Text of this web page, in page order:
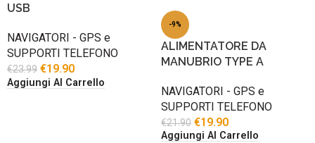
USB
NAVIGATORI - GPS e
SUPPORTI TELEFONO
€23.99 €19.90
Aggiungi Al Carrello
-9%
ALIMENTATORE DA
MANUBRIO TYPE A
NAVIGATORI - GPS e
SUPPORTI TELEFONO
€21.90 €19.90
Aggiungi Al Carrello